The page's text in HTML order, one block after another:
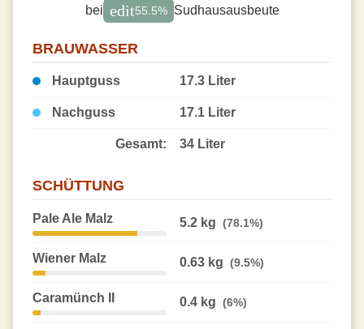
bei edit55.5% Sudhausausbeute
BRAUWASSER
Hauptguss 17.3 Liter
Nachguss 17.1 Liter
Gesamt: 34 Liter
SCHÜTTUNG
Pale Ale Malz 5.2 kg (78.1%)
Wiener Malz 0.63 kg (9.5%)
Caramünch II 0.4 kg (6%)